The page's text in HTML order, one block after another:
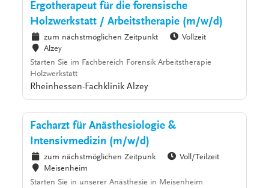
Ergotherapeut für die forensische
Holzwerkstatt / Arbeitstherapie (m/w/d)
zum nächstmöglichen Zeitpunkt
Vollzeit
Alzey
Starten Sie im Fachbereich Forensik Arbeitstherapie
Holzwerkstatt
Rheinhessen-Fachklinik Alzey
Facharzt für Anästhesiologie &
Intensivmedizin (m/w/d)
zum nächstmöglichen Zeitpunk
Voll/Teilzeit
Meisenheim
Starten Sie in unserer Anästhesie in Meisenheim